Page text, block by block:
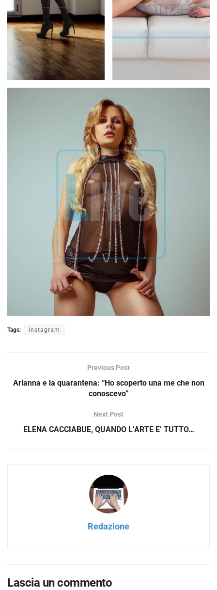
Tags: instagram
Previous Post
Arianna e la quarantena: “Ho scoperto una me che non
conoscevo”
Next Post
ELENA CACCIABUE, QUANDO L’ARTE E’ TUTTO…
Redazione
Lascia un commento